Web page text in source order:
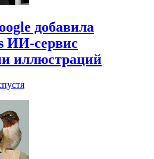
добавила
ИИ-сервис
иллюстраций